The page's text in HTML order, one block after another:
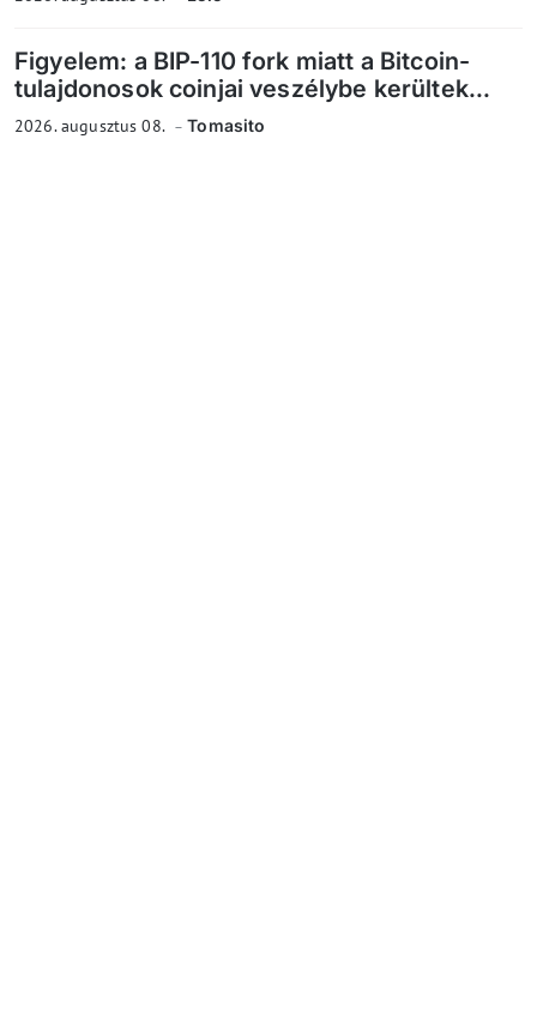
Figyelem: a BIP-110 fork miatt a Bitcoin-
tulajdonosok coinjai veszélybe kerültek...
2026. augusztus 08. Tomasito